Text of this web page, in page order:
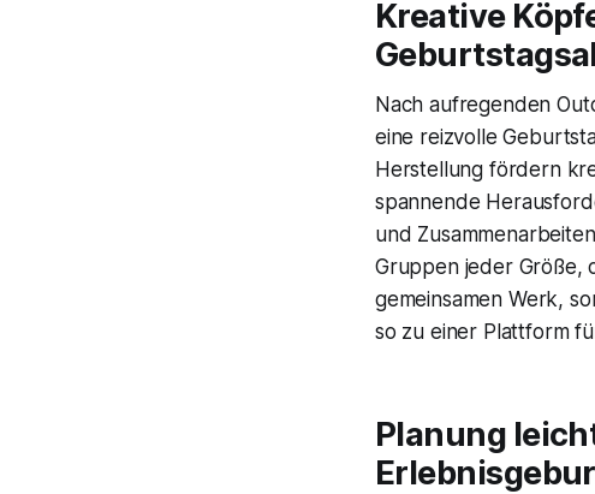
Kreative
Nach aufregenden
eine reizvolle
Herstellung fördern
spannende
und
Gruppen jeder Größe,
gemeinsamen Werk,
so zu einer Plattform
Planung